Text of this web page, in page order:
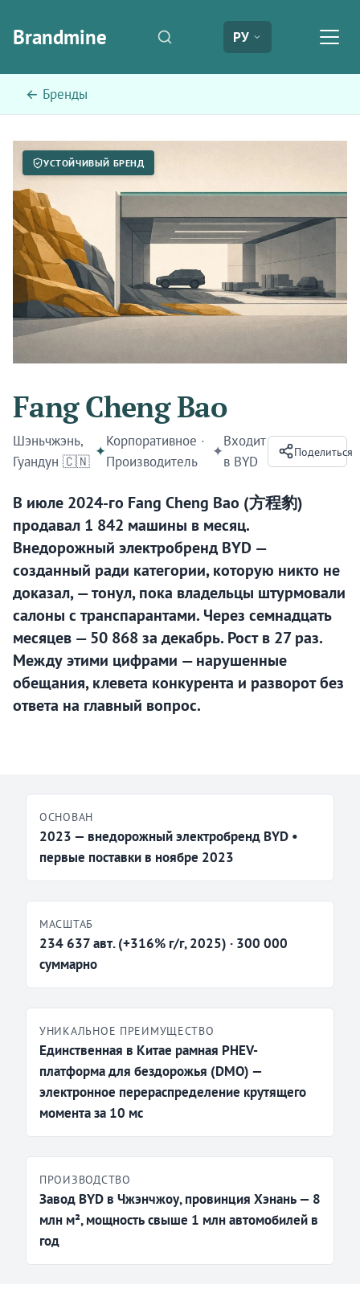
Brandmine РУ
← Бренды
УСТОЙЧИВЫЙ БРЕНД
Fang Cheng Bao
Шэньчжэнь,
Гуандун 🇨🇳
✦
Корпоративное ·
Производитель
✦
Входит
в BYD
Поделиться
В июле 2024-го Fang Cheng Bao (方程豹)
продавал 1 842 машины в месяц.
Внедорожный электробренд BYD —
созданный ради категории, которую никто не
доказал, — тонул, пока владельцы штурмовали
салоны с транспарантами. Через семнадцать
месяцев — 50 868 за декабрь. Рост в 27 раз.
Между этими цифрами — нарушенные
обещания, клевета конкурента и разворот без
ответа на главный вопрос.
ОСНОВАН
2023 — внедорожный электробренд BYD •
первые поставки в ноябре 2023
МАСШТАБ
234 637 авт. (+316% г/г, 2025) · 300 000
суммарно
УНИКАЛЬНОЕ ПРЕИМУЩЕСТВО
Единственная в Китае рамная PHEV-
платформа для бездорожья (DMO) —
электронное перераспределение крутящего
момента за 10 мс
ПРОИЗВОДСТВО
Завод BYD в Чжэнчжоу, провинция Хэнань — 8
млн м², мощность свыше 1 млн автомобилей в
год